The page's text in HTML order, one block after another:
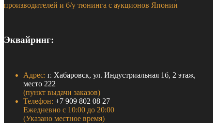
производителей и б/у тюнинга с аукционов Японии
Эквайринг:
Адрес: г. Хабаровск, ул. Индустриальная 1б, 2 этаж,
место 222
(пункт выдачи заказов)
Телефон: +7 909 802 08 27
Ежедневно с 10:00 до 20:00
(Указано местное время)